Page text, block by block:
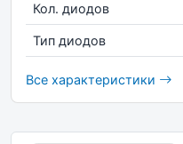
Кол. диодов
Тип диодов
Все характеристики